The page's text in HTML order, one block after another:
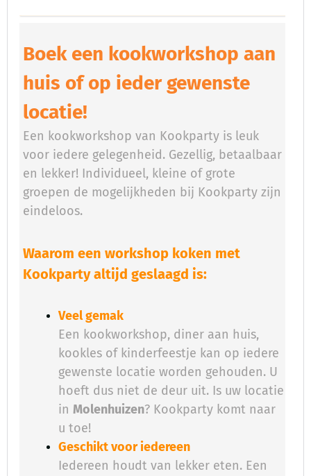
Boek een kookworkshop aan
huis of op ieder gewenste
locatie!
Een kookworkshop van Kookparty is leuk
voor iedere gelegenheid. Gezellig, betaalbaar
en lekker! Individueel, kleine of grote
groepen de mogelijkheden bij Kookparty zijn
eindeloos.
Waarom een workshop koken met
Kookparty altijd geslaagd is:
Veel gemak
Een kookworkshop, diner aan huis,
kookles of kinderfeestje kan op iedere
gewenste locatie worden gehouden. U
hoeft dus niet de deur uit. Is uw locatie
inMolenhuizen? Kookparty komt naar
u toe!
Geschikt voor iedereen
Iedereen houdt van lekker eten. Een